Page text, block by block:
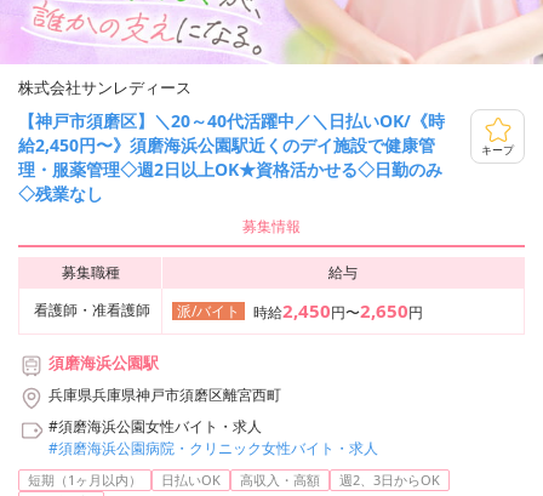
株式会社サンレディース
【神戸市須磨区】＼20～40代活躍中／＼日払いOK/《時
給2,450円〜》須磨海浜公園駅近くのデイ施設で健康管
理・服薬管理◇週2日以上OK★資格活かせる◇日勤のみ
◇残業なし
キープ
募集情報
募集職種
給与
看護師・准看護師
派/バイト 時給2,450円〜2,650円
須磨海浜公園駅
兵庫県兵庫県神戸市須磨区離宮西町
#須磨海浜公園女性バイト・求人
#須磨海浜公園病院・クリニック女性バイト・求人
短期（1ヶ月以内） 日払いOK 高収入・高額
週2、3日からOK